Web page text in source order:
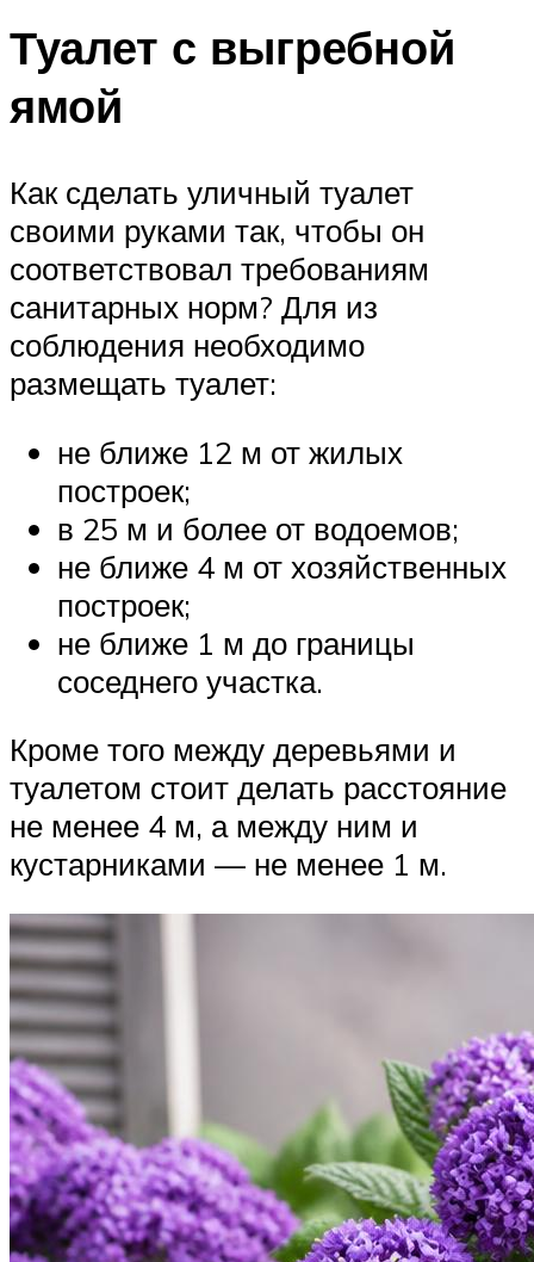
Туалет с выгребной
ямой
Как сделать уличный туалет
своими руками так, чтобы он
соответствовал требованиям
санитарных норм? Для из
соблюдения необходимо
размещать туалет:
не ближе 12 м от жилых
построек;
в 25 м и более от водоемов;
не ближе 4 м от хозяйственных
построек;
не ближе 1 м до границы
соседнего участка.
Кроме того между деревьями и
туалетом стоит делать расстояние
не менее 4 м, а между ним и
кустарниками — не менее 1 м.